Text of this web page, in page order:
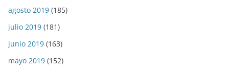
agosto 2019 (185)
julio 2019 (181)
junio 2019 (163)
mayo 2019 (152)